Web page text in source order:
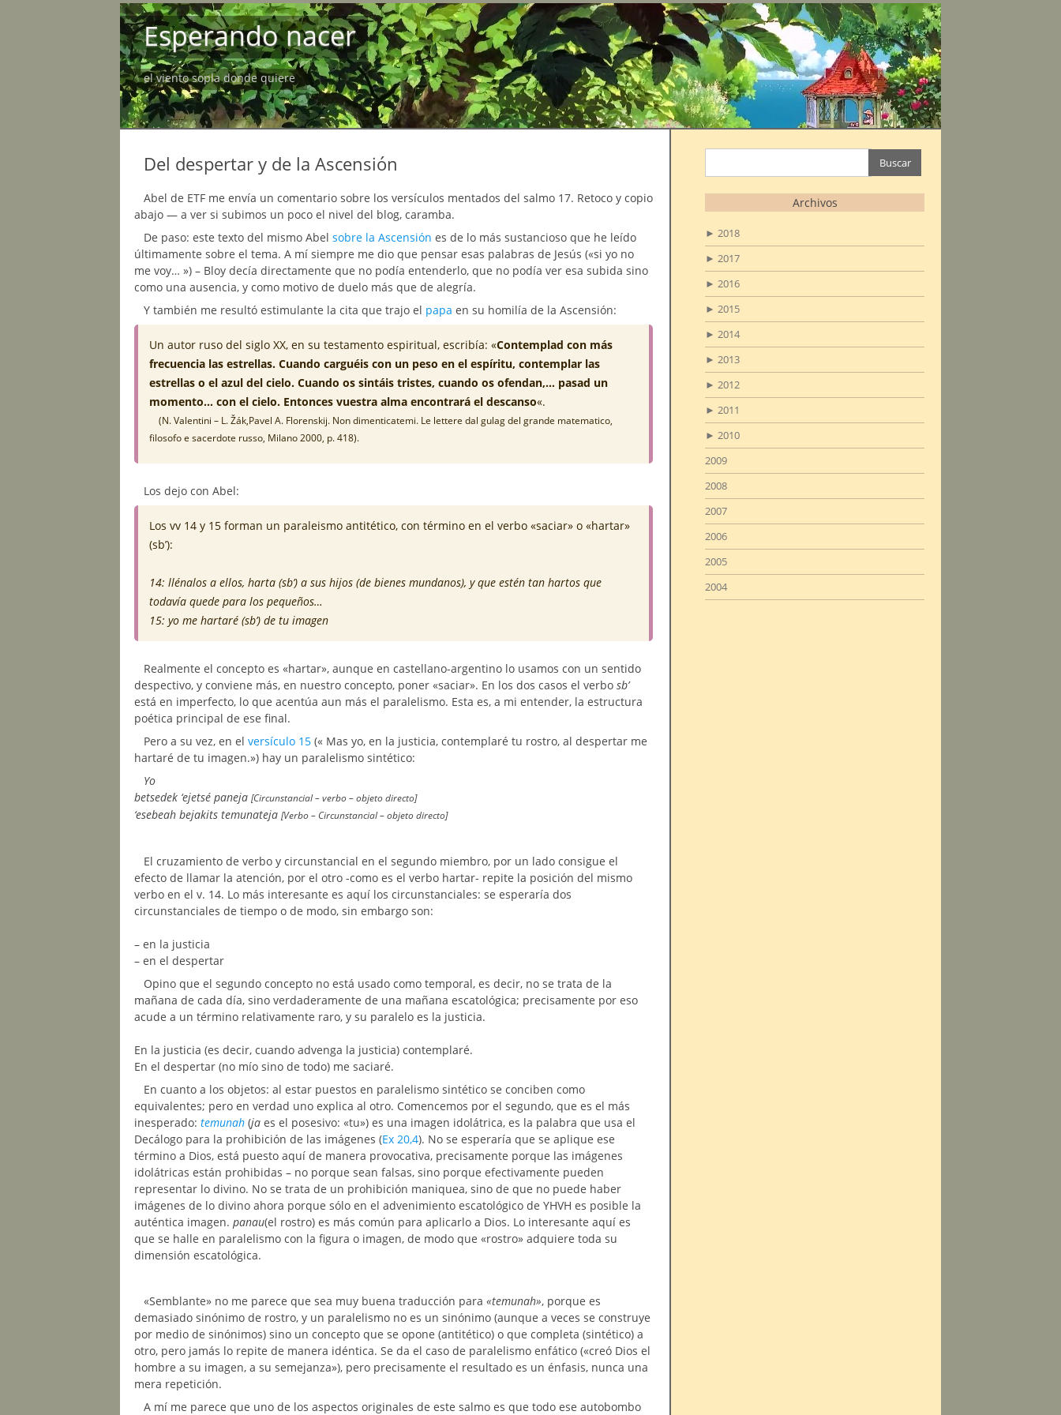
Esperando nacer
el viento sopla donde quiere
Del despertar y de la Ascensión
Abel de ETF me envía un comentario sobre los versículos mentados del salmo 17. Retoco y copio
abajo — a ver si subimos un poco el nivel del blog, caramba.
De paso: este texto del mismo Abel sobre la Ascensión es de lo más sustancioso que he leído
últimamente sobre el tema. A mí siempre me dio que pensar esas palabras de Jesús («si yo no
me voy… ») – Bloy decía directamente que no podía entenderlo, que no podía ver esa subida sino
como una ausencia, y como motivo de duelo más que de alegría.
Y también me resultó estimulante la cita que trajo el papa en su homilía de la Ascensión:
Un autor ruso del siglo XX, en su testamento espiritual, escribía: «Contemplad con más
frecuencia las estrellas. Cuando carguéis con un peso en el espíritu, contemplar las
estrellas o el azul del cielo. Cuando os sintáis tristes, cuando os ofendan,… pasad un
momento… con el cielo. Entonces vuestra alma encontrará el descanso«.
(N. Valentini – L. Žák,Pavel A. Florenskij. Non dimenticatemi. Le lettere dal gulag del grande matematico,
filosofo e sacerdote russo, Milano 2000, p. 418).
Los dejo con Abel:
Los vv 14 y 15 forman un paraleismo antitético, con término en el verbo «saciar» o «hartar»
(sb’):
14: llénalos a ellos, harta (sb’) a sus hijos (de bienes mundanos), y que estén tan hartos que
todavía quede para los pequeños…
15: yo me hartaré (sb’) de tu imagen
Realmente el concepto es «hartar», aunque en castellano-argentino lo usamos con un sentido
despectivo, y conviene más, en nuestro concepto, poner «saciar». En los dos casos el verbo sb’
está en imperfecto, lo que acentúa aun más el paralelismo. Esta es, a mi entender, la estructura
poética principal de ese final.
Pero a su vez, en el versículo 15 (« Mas yo, en la justicia, contemplaré tu rostro, al despertar me
hartaré de tu imagen.») hay un paralelismo sintético:
Yo
betsedek ‘ejetsé paneja [Circunstancial – verbo – objeto directo]
‘esebeah bejakits temunateja [Verbo – Circunstancial – objeto directo]
El cruzamiento de verbo y circunstancial en el segundo miembro, por un lado consigue el
efecto de llamar la atención, por el otro -como es el verbo hartar- repite la posición del mismo
verbo en el v. 14. Lo más interesante es aquí los circunstanciales: se esperaría dos
circunstanciales de tiempo o de modo, sin embargo son:
– en la justicia
– en el despertar
Opino que el segundo concepto no está usado como temporal, es decir, no se trata de la
mañana de cada día, sino verdaderamente de una mañana escatológica; precisamente por eso
acude a un término relativamente raro, y su paralelo es la justicia.
En la justicia (es decir, cuando advenga la justicia) contemplaré.
En el despertar (no mío sino de todo) me saciaré.
En cuanto a los objetos: al estar puestos en paralelismo sintético se conciben como
equivalentes; pero en verdad uno explica al otro. Comencemos por el segundo, que es el más
inesperado: temunah (ja es el posesivo: «tu») es una imagen idolátrica, es la palabra que usa el
Decálogo para la prohibición de las imágenes (Ex 20,4). No se esperaría que se aplique ese
término a Dios, está puesto aquí de manera provocativa, precisamente porque las imágenes
idolátricas están prohibidas – no porque sean falsas, sino porque efectivamente pueden
representar lo divino. No se trata de un prohibición maniquea, sino de que no puede haber
imágenes de lo divino ahora porque sólo en el advenimiento escatológico de YHVH es posible la
auténtica imagen. panau(el rostro) es más común para aplicarlo a Dios. Lo interesante aquí es
que se halle en paralelismo con la figura o imagen, de modo que «rostro» adquiere toda su
dimensión escatológica.
«Semblante» no me parece que sea muy buena traducción para «temunah», porque es
demasiado sinónimo de rostro, y un paralelismo no es un sinónimo (aunque a veces se construye
por medio de sinónimos) sino un concepto que se opone (antitético) o que completa (sintético) a
otro, pero jamás lo repite de manera idéntica. Se da el caso de paralelismo enfático («creó Dios el
hombre a su imagen, a su semejanza»), pero precisamente el resultado es un énfasis, nunca una
mera repetición.
A mí me parece que uno de los aspectos originales de este salmo es que todo ese autobombo
Archivos
► 2018
► 2017
► 2016
► 2015
► 2014
► 2013
► 2012
► 2011
► 2010
2009
2008
2007
2006
2005
2004